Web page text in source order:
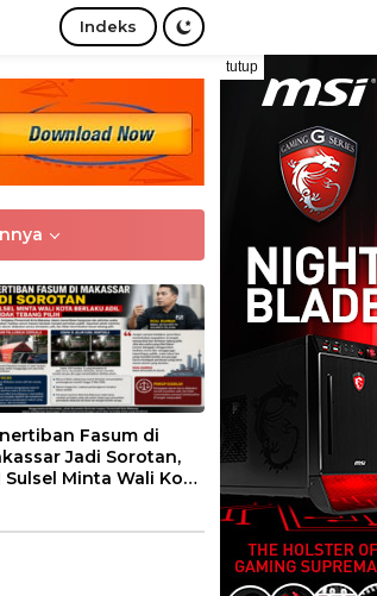
Indeks
tutup
Fasum di
Jadi Sorotan,
Sulsel Minta Wali Kota